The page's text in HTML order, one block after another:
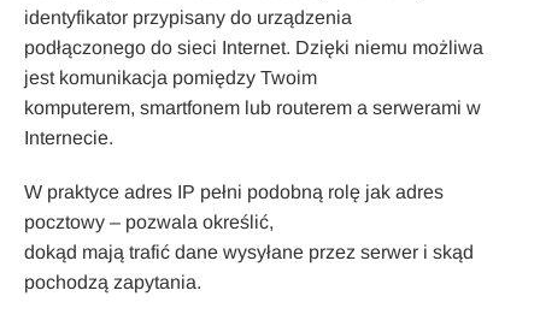
identyfikator przypisany do urządzenia
podłączonego do sieci Internet. Dzięki niemu możliwa
jest komunikacja pomiędzy Twoim
komputerem, smartfonem lub routerem a serwerami w
Internecie.
W praktyce adres IP pełni podobną rolę jak adres
pocztowy – pozwala określić,
dokąd mają trafić dane wysyłane przez serwer i skąd
pochodzą zapytania.